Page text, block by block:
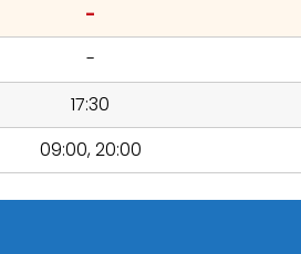
-
-
17:30
09:00, 20:00